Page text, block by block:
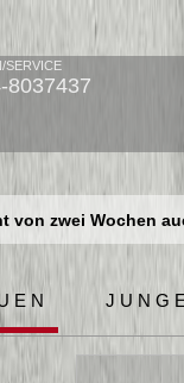
SERVICE
8037437
von zwei Wochen